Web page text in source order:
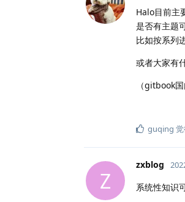
Halo目前主
是否有主题
比如按系列
或者大家有
（gitbook
guqing
Z
zxblog
系统性知识